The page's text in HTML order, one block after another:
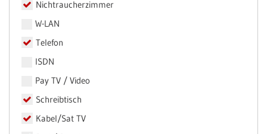
Nichtraucherzimmer
W-LAN
Telefon
ISDN
Pay TV / Video
Schreibtisch
Kabel/Sat TV